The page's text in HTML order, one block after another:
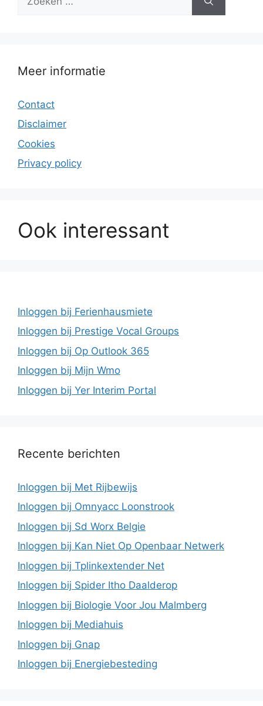
naar:
Meer informatie
Contact
Disclaimer
Cookies
Privacy policy
Ook interessant
Inloggen bij Ferienhausmiete
Inloggen bij Prestige Vocal Groups
Inloggen bij Op Outlook 365
Inloggen bij Mijn Wmo
Inloggen bij Yer Interim Portal
Recente berichten
Inloggen bij Met Rijbewijs
Inloggen bij Omnyacc Loonstrook
Inloggen bij Sd Worx Belgie
Inloggen bij Kan Niet Op Openbaar Netwerk
Inloggen bij Tplinkextender Net
Inloggen bij Spider Itho Daalderop
Inloggen bij Biologie Voor Jou Malmberg
Inloggen bij Mediahuis
Inloggen bij Gnap
Inloggen bij Energiebesteding